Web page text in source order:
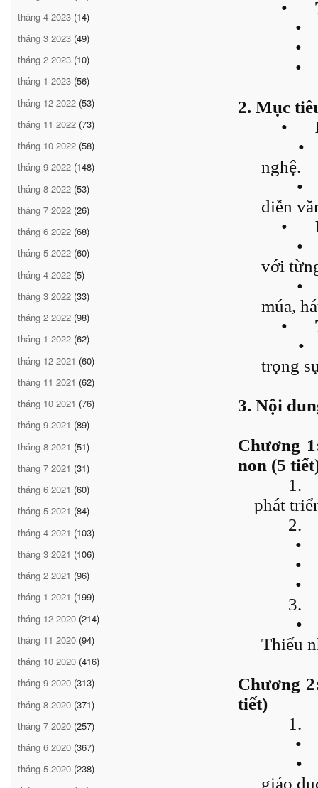
tháng 4 2023 (14)
tháng 3 2023 (49)
tháng 2 2023 (10)
tháng 1 2023 (56)
tháng 12 2022 (53)
tháng 11 2022 (73)
tháng 10 2022 (58)
tháng 9 2022 (148)
tháng 8 2022 (53)
tháng 7 2022 (26)
tháng 6 2022 (68)
tháng 5 2022 (60)
tháng 4 2022 (5)
tháng 3 2022 (33)
tháng 2 2022 (98)
tháng 1 2022 (62)
tháng 12 2021 (60)
tháng 11 2021 (62)
tháng 10 2021 (76)
tháng 9 2021 (89)
tháng 8 2021 (51)
tháng 7 2021 (31)
tháng 6 2021 (60)
tháng 5 2021 (84)
tháng 4 2021 (103)
tháng 3 2021 (106)
tháng 2 2021 (96)
tháng 1 2021 (199)
tháng 12 2020 (214)
tháng 11 2020 (94)
tháng 10 2020 (416)
tháng 9 2020 (313)
tháng 8 2020 (371)
tháng 7 2020 (257)
tháng 6 2020 (367)
tháng 5 2020 (238)
•
•
•
•
2. Mục
•
•
nghệ.
•
diễn
•
•
với
•
múa,
•
•
trọng
3. Nội
Chương
non (5
1.
phát
2.
•
•
•
3.
•
Thiếu
Chương
tiết)
1.
•
•
giáo